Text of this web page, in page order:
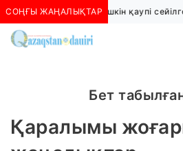
СОҢҒЫ ЖАҢАЛЫҚТАР
Алматыда көшкін қаупі
Бет
Қаралымы